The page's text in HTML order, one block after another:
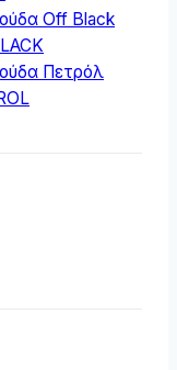
Off Black
Πετρόλ